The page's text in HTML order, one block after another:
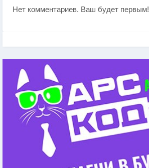
Нет комментариев. Ваш будет первым!